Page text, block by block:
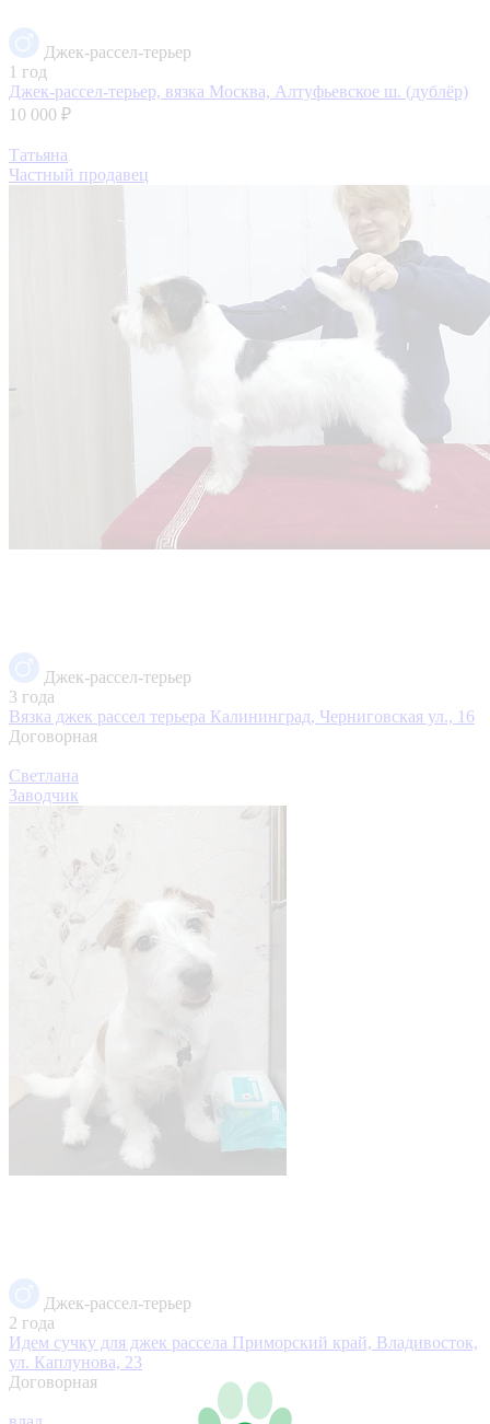
Джек-рассел-терьер
1 год
Джек-рассел-терьер, вязка Москва, Алтуфьевское ш. (дублёр)
10 000 ₽
Татьяна
Частный продавец
Джек-рассел-терьер
3 года
Вязка джек рассел терьера Калининград, Черниговская ул., 16
Договорная
Светлана
Заводчик
Джек-рассел-терьер
2 года
Идем сучку для джек рассела Приморский край, Владивосток,
ул. Каплунова, 23
Договорная